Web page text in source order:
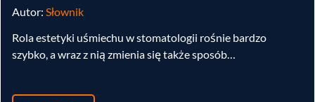
Autor: Słownik
Rola estetyki uśmiechu w stomatologii rośnie bardzo
szybko, a wraz z nią zmienia się także sposób…